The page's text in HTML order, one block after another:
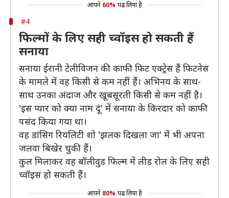
आपने 60% पढ़ लिया है
#4
फिल्मों के लिए सही च्वॉइस हो सकती हैं
सनाया
सनाया ईरानी टेलीविजन की काफी फिट एक्ट्रेस हैं फिटनेस
के मामले में वह किसी से कम नहीं हैं। अभिनय के साथ-
साथ उनका अंदाज और खूबसूरती किसी से कम नहीं है।
'इस प्यार को क्या नाम दूं' में सनाया के किरदार को काफी
पसंद किया गया था।
वह डांसिग रियलिटी शो 'झलक दिखला जा' में भी अपना
जलवा बिखेर चुकी हैं।
कुल मिलाकर वह बॉलीवुड फिल्म में लीड रोल के लिए सही
च्वॉइस हो सकती हैं।
आपने 80% पढ़ लिया है